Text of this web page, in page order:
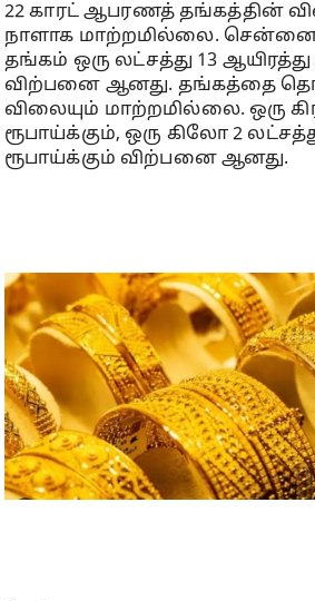
22 காரட் ஆபரணத் தங்கத்தின்
நாளாக மாற்றமில்லை.
தங்கம் ஒரு லட்சத்து 13 ஆயிரத்து
விற்பனை ஆனது. தங்கத்தை
விலையும் மாற்றமில்லை. ஒரு
ரூபாய்க்கும், ஒரு கிலோ 2
ரூபாய்க்கும் விற்பனை ஆனது.